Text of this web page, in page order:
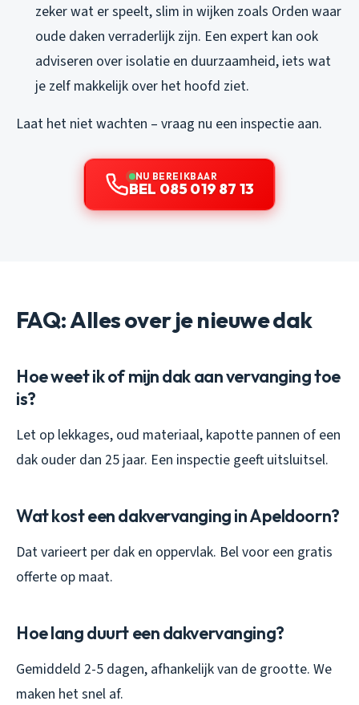
zeker wat er speelt, slim in wijken zoals Orden waar
oude daken verraderlijk zijn. Een expert kan ook
adviseren over isolatie en duurzaamheid, iets wat
je zelf makkelijk over het hoofd ziet.
Laat het niet wachten – vraag nu een inspectie aan.
NU BEREIKBAAR
BEL 085 019 87 13
FAQ: Alles over je nieuwe dak
Hoe weet ik of mijn dak aan vervanging toe
is?
Let op lekkages, oud materiaal, kapotte pannen of een
dak ouder dan 25 jaar. Een inspectie geeft uitsluitsel.
Wat kost een dakvervanging in Apeldoorn?
Dat varieert per dak en oppervlak. Bel voor een gratis
offerte op maat.
Hoe lang duurt een dakvervanging?
Gemiddeld 2-5 dagen, afhankelijk van de grootte. We
maken het snel af.